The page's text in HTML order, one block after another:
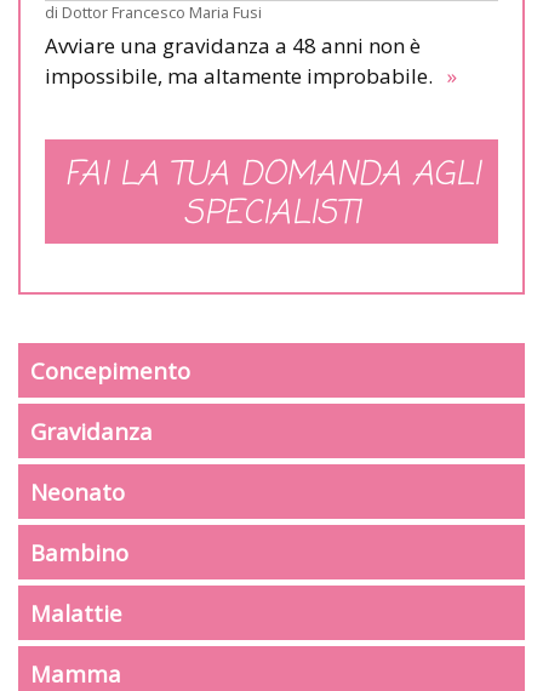
di Dottor Francesco Maria Fusi
Avviare una gravidanza a 48 anni non è
impossibile, ma altamente improbabile. »
FAI LA TUA DOMANDA AGLI
SPECIALISTI
Concepimento
Gravidanza
Neonato
Bambino
Malattie
Mamma